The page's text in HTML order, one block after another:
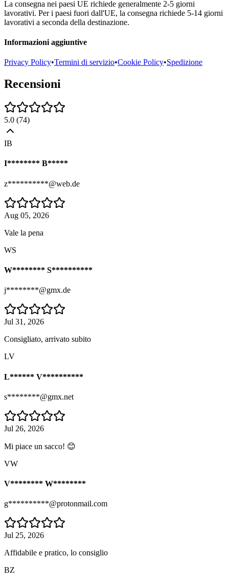
La consegna nei paesi UE richiede generalmente 2-5 giorni
lavorativi. Per i paesi fuori dall'UE, la consegna richiede 5-14 giorni
lavorativi a seconda della destinazione.
Informazioni aggiuntive
Privacy Policy•Termini di servizio•Cookie Policy•Spedizione
Recensioni
5.0 (74)
IB
I******** B*****
z**********@web.de
Aug 05, 2026
Vale la pena
WS
W******** S**********
j********@gmx.de
Jul 31, 2026
Consigliato, arrivato subito
LV
L****** V**********
s********@gmx.net
Jul 26, 2026
Mi piace un sacco! 😊
VW
V******** W********
g**********@protonmail.com
Jul 25, 2026
Affidabile e pratico, lo consiglio
BZ